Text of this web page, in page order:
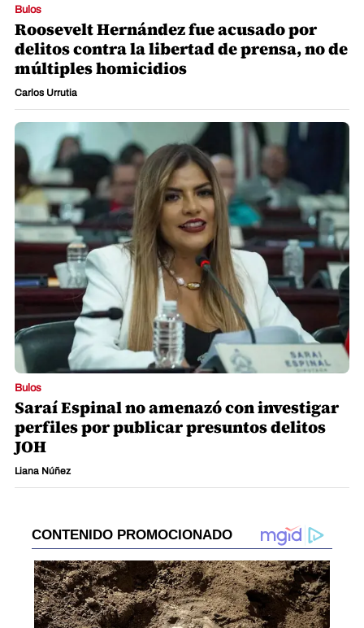
Bulos
Roosevelt Hernández fue acusado por
delitos contra la libertad de prensa, no de
múltiples homicidios
Carlos Urrutia
Bulos
Saraí Espinal no amenazó con investigar
perfiles por publicar presuntos delitos
JOH
Liana Núñez